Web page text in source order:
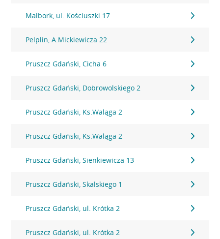
Malbork, ul. Kościuszki 17
Pelplin, A.Mickiewicza 22
Pruszcz Gdański, Cicha 6
Pruszcz Gdański, Dobrowolskiego 2
Pruszcz Gdański, Ks.Waląga 2
Pruszcz Gdański, Ks.Waląga 2
Pruszcz Gdański, Sienkiewicza 13
Pruszcz Gdański, Skalskiego 1
Pruszcz Gdański, ul. Krótka 2
Pruszcz Gdański, ul. Krótka 2